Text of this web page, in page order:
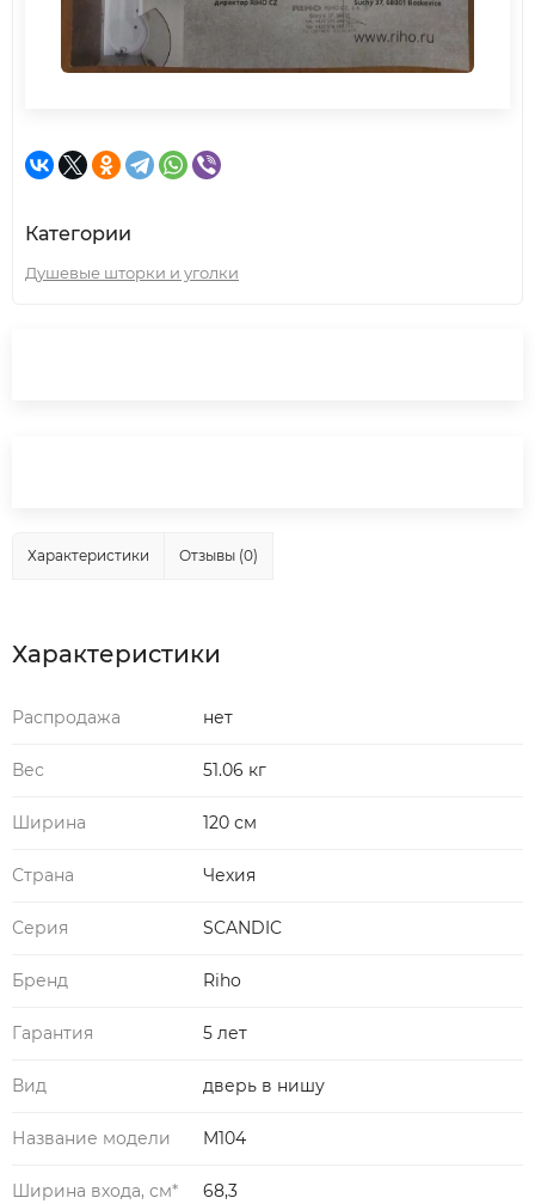
Категории
Душевые шторки и уголки
Характеристики Отзывы (0)
Характеристики
Распродажа нет
Вес 51.06 кг
Ширина 120 см
Страна Чехия
Серия SCANDIC
Бренд Riho
Гарантия 5 лет
Вид дверь в нишу
Название модели M104
Ширина входа, см* 68,3